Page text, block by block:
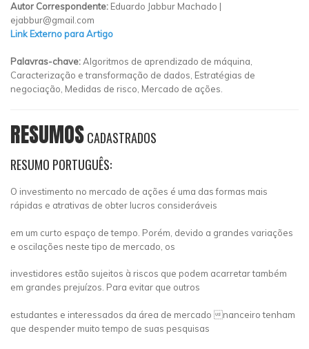
Autor Correspondente: Eduardo Jabbur Machado |
ejabbur@gmail.com
Link Externo para Artigo
Palavras-chave:Algoritmos de aprendizado de máquina,
Caracterização e transformação de dados, Estratégias de
negociação, Medidas de risco, Mercado de ações.
RESUMOSCADASTRADOS
RESUMO PORTUGUÊS:
O investimento no mercado de ações é uma das formas mais
rápidas e atrativas de obter lucros consideráveis
em um curto espaço de tempo. Porém, devido a grandes variações
e oscilações neste tipo de mercado, os
investidores estão sujeitos à riscos que podem acarretar também
em grandes prejuízos. Para evitar que outros
estudantes e interessados da área de mercado nanceiro tenham
que despender muito tempo de suas pesquisas